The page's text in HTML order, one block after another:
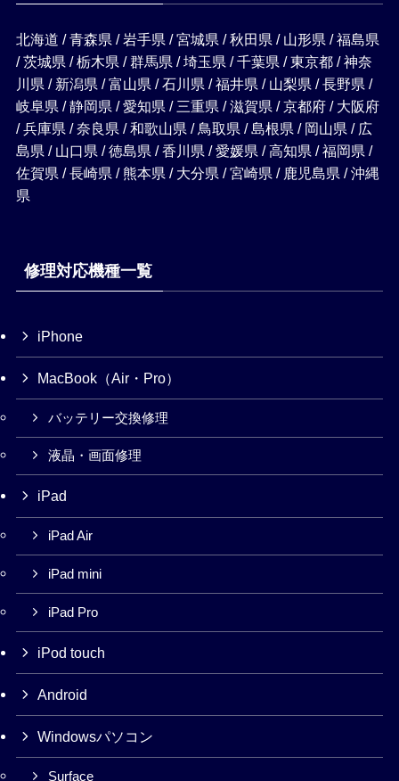
北海道 / 青森県 / 岩手県 / 宮城県 / 秋田県 / 山形県 / 福島県
/ 茨城県 / 栃木県 / 群馬県 / 埼玉県 / 千葉県 / 東京都 / 神奈
川県 / 新潟県 / 富山県 / 石川県 / 福井県 / 山梨県 / 長野県 /
岐阜県 / 静岡県 / 愛知県 / 三重県 / 滋賀県 / 京都府 / 大阪府
/ 兵庫県 / 奈良県 / 和歌山県 / 鳥取県 / 島根県 / 岡山県 / 広
島県 / 山口県 / 徳島県 / 香川県 / 愛媛県 / 高知県 / 福岡県 /
佐賀県 / 長崎県 / 熊本県 / 大分県 / 宮崎県 / 鹿児島県 / 沖縄
県
修理対応機種一覧
iPhone
MacBook（Air・Pro）
バッテリー交換修理
液晶・画面修理
iPad
iPad Air
iPad mini
iPad Pro
iPod touch
Android
Windowsパソコン
Surface